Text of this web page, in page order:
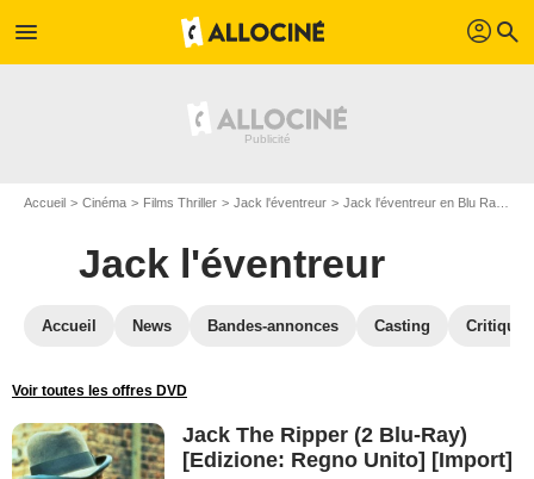
menu profil search
Accueil Cinéma Films Thriller Jack l'éventreur Jack l'éventreur en Blu Ray
Jack l'éventreur
Accueil News Bandes-annonces Casting
Voir toutes les offres DVD
Jack The Ripper (2 Blu-Ray)
[Edizione: Regno Unito] [Import]